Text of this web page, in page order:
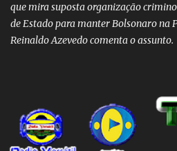
que mira suposta organização
de Estado para manter Bolsonaro na
Reinaldo Azevedo comenta o assunto.